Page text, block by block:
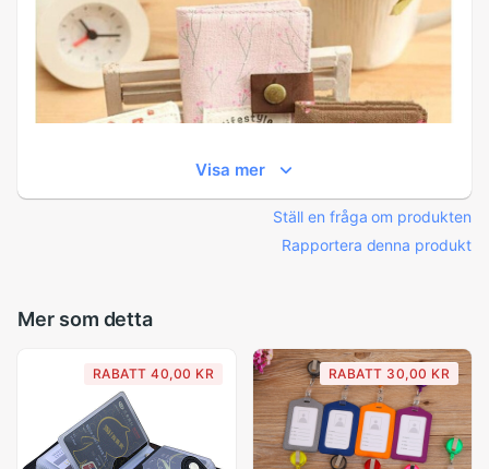
Visa mer
Ställ en fråga om produkten
Rapportera denna produkt
Mer som detta
RABATT 40,00 KR RABATT 30,00 KR